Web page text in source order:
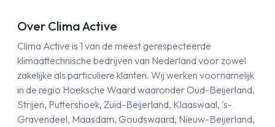
Over Clima Active
Clima Active is 1 van de meest gerespecteerde
klimaattechnische bedrijven van Nederland voor zowel
zakelijke als particuliere klanten. Wij werken voornamelijk
in de regio Hoeksche Waard waaronder Oud-Beijerland,
Strijen, Puttershoek, Zuid-Beijerland, Klaaswaal, 's-
Gravendeel, Maasdam, Goudswaard, Nieuw-Beijerland,